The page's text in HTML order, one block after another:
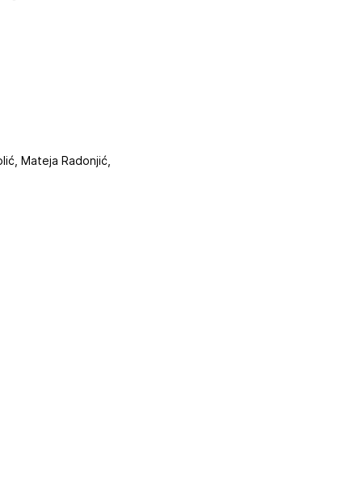
Mateja Radonjić,